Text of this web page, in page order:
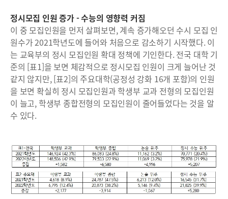
정시모집 인원 증가 - 수능의 영향력 커짐
이 중 모집인원을 먼저 살펴보면, 계속 증가해오던 수시 모집 인
원수가 2021학년도에 들어와 처음으로 감소하기 시작했다. 이
는 교육부의 정시 모집인원 확대 정책에 기인한다. 전국 대학 기
준의 [표1]을 보면 체감적으로 정시모집 인원이 크게 늘어난 것
같지 않지만, [표2]의 주요대학(공정성 강화 16개 포함)의 인원
을 보면 확실히 정시 모집인원과 학생부 교과 전형의 모집인원
이 늘고, 학생부 종합전형의 모집인원이 줄어들었다는 것을 알
수 있다.